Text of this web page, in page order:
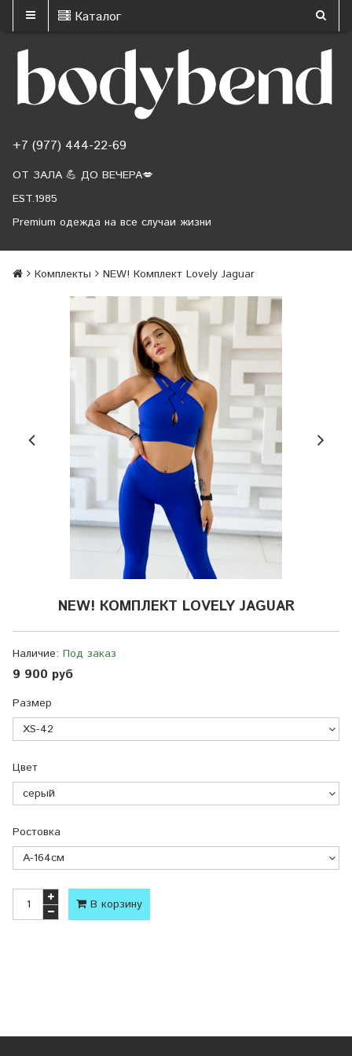
Каталог
+7 (977) 444-22-69
ОТ ЗАЛА 💪 ДО ВЕЧЕРА💋
EST.1985
Premium одежда на все случаи жизни
Комплекты NEW! Комплект Lovely Jaguar
NEW! КОМПЛЕКТ LOVELY JAGUAR
Наличие: Под заказ
9 900 руб
Размер
Цвет
Ростовка
В корзину